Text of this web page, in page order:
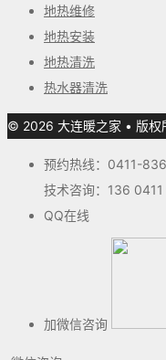
地热维修
地热安装
地热清洗
热水器清洗
© 2026 大连暖之家 • 版权
预约热线：0411-
技术咨询：136
QQ在线
加微信咨询